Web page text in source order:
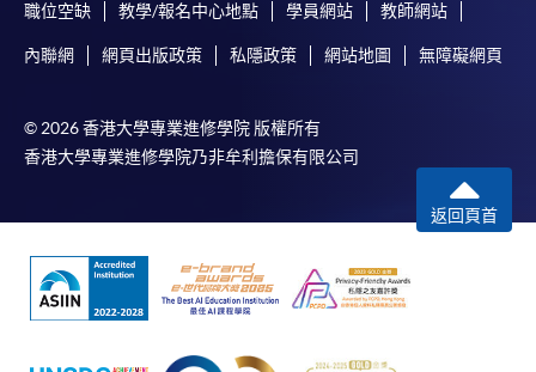
職位空缺 教學/報名中心地點 學員網站 教師網站
內聯網 網頁出版政策 私隱政策 網站地圖 無障礙網頁
© 2026 香港大學專業進修學院 版權所有
香港大學專業進修學院乃非牟利擔保有限公司
返回頁首